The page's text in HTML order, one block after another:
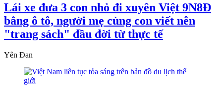
Lái xe đưa 3 con nhỏ đi xuyên Việt 9N8Đ
bằng ô tô, người mẹ cùng con viết nên
"trang sách" đầu đời từ thực tế
Yên Đan